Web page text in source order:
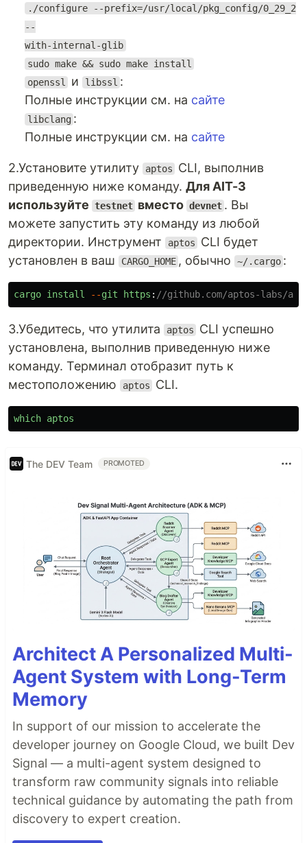
./configure --prefix=/usr/local/pkg_config/0_29_2
--
with-internal-glib
sudo make && sudo make install
openssl
и libssl :
Полные инструкции см. на сайте
libclang :
Полные инструкции см. на сайте
2.Установите утилиту aptos
CLI, выполнив
приведенную ниже команду. Для AIT-3
используйте testnet вместо devnet . Вы
можете запустить эту команду из любой
директории. Инструмент
aptos
CLI будет
установлен в ваш
CARGO_HOME , обычно ~/.cargo :
cargo install --git https : //github.com/aptos-labs/
3.Убедитесь, что утилита aptos
CLI успешно
установлена, выполнив приведенную ниже
команду. Терминал отобразит путь к
местоположению
aptos CLI.
which aptos
The DEV Team PROMOTED
Architect A Personalized Multi-
Agent System with Long-Term
Memory
In support of our mission to accelerate the
developer journey on Google Cloud, we built Dev
Signal — a multi-agent system designed to
transform raw community signals into reliable
technical guidance by automating the path from
discovery to expert creation.